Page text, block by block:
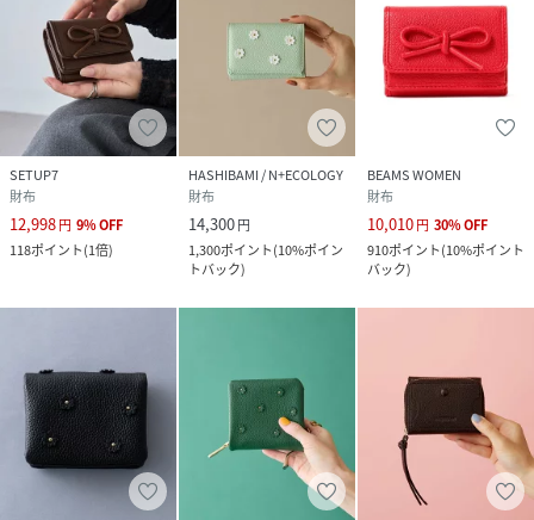
【サイズ感/収納力】
・片手に収まるミニサイズ
・小銭入れはボックスタイプで取り出しやすい設計
・収納ポケットは合計12箇所
ボックス型小銭入れ×1
カード入れ×7
ポケット×5(内側3/外側2)
SETUP7
財布
12,998円 9%OFF
118ポイント(1倍)
HASHIBAMI / N+ECOLOGY
財布
14,300円
1,300ポイント(10%ポイン
トバック)
BEAMS WOMEN
財布
10,010円 30%OFF
910ポイント(10%ポイント
バック)